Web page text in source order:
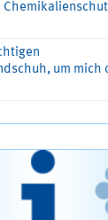
um mich